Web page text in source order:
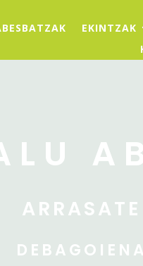
EKINTZAK
ARRASATE
DEBAGOIENA